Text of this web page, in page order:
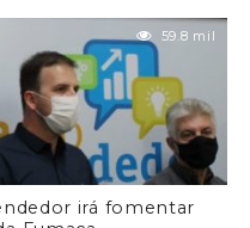
59.8 mil
irá fomentar